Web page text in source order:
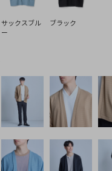
サックスブル
ー
ブラック